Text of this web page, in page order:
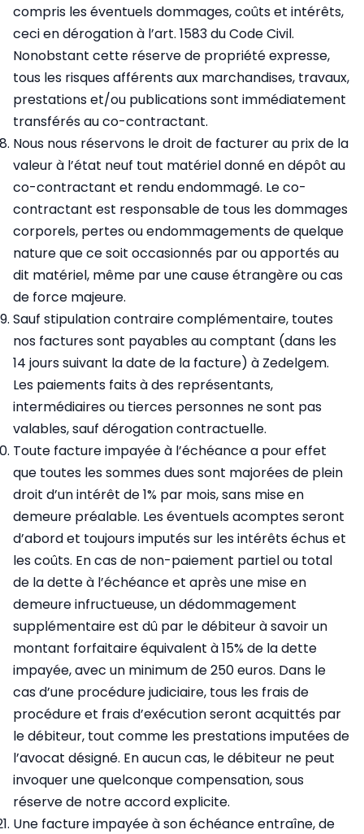
compris les éventuels dommages, coûts et intérêts,
ceci en dérogation à l’art. 1583 du Code Civil.
Nonobstant cette réserve de propriété expresse,
tous les risques afférents aux marchandises, travaux,
prestations et/ou publications sont immédiatement
transférés au co-contractant.
Nous nous réservons le droit de facturer au prix de la
valeur à l’état neuf tout matériel donné en dépôt au
co-contractant et rendu endommagé. Le co-
contractant est responsable de tous les dommages
corporels, pertes ou endommagements de quelque
nature que ce soit occasionnés par ou apportés au
dit matériel, même par une cause étrangère ou cas
de force majeure.
Sauf stipulation contraire complémentaire, toutes
nos factures sont payables au comptant (dans les
14 jours suivant la date de la facture) à Zedelgem.
Les paiements faits à des représentants,
intermédiaires ou tierces personnes ne sont pas
valables, sauf dérogation contractuelle.
Toute facture impayée à l’échéance a pour effet
que toutes les sommes dues sont majorées de plein
droit d’un intérêt de 1% par mois, sans mise en
demeure préalable. Les éventuels acomptes seront
d’abord et toujours imputés sur les intérêts échus et
les coûts. En cas de non-paiement partiel ou total
de la dette à l’échéance et après une mise en
demeure infructueuse, un dédommagement
supplémentaire est dû par le débiteur à savoir un
montant forfaitaire équivalent à 15% de la dette
impayée, avec un minimum de 250 euros. Dans le
cas d’une procédure judiciaire, tous les frais de
procédure et frais d’exécution seront acquittés par
le débiteur, tout comme les prestations imputées de
l’avocat désigné. En aucun cas, le débiteur ne peut
invoquer une quelconque compensation, sous
réserve de notre accord explicite.
Une facture impayée à son échéance entraîne, de